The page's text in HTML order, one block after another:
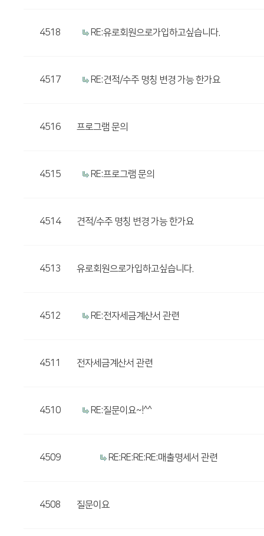
4518 RE:유로회원으로가입하고싶습니다.
4517 RE:견적/수주 명칭 변경 가능 한가요
4516 프로그램 문의
4515 RE:프로그램 문의
4514 견적/수주 명칭 변경 가능 한가요
4513 유로회원으로가입하고싶습니다.
4512 RE:전자세금계산서 관련
4511 전자세금계산서 관련
4510 RE:질문이요~!^^
4509 RE:RE:RE:RE:매출명세서 관련
4508 질문이요